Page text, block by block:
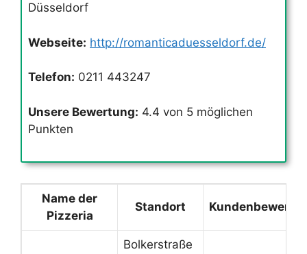
Düsseldorf
Webseite: http://romanticaduesseldorf.de/
Telefon: 0211 443247
Unsere Bewertung: 4.4 von 5 möglichen
Punkten
Name der
Pizzeria
Standort
Bolkerstraße